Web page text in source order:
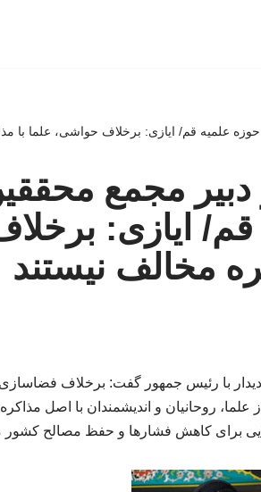
علمیه قم/ ایازی: برخلاف حواشی، علما با
دبیر مجمع
ایازی:
مخالف نیستند
با رئیس جمهور گفت: برخلاف
روحانیان و اندیشمندان با اصل
برای کاهش فشارها و حفظ مصالح کشور